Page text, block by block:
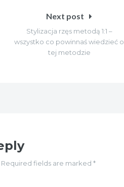
Next post
Stylizacja rzęs metodą 1:1 –
wszystko co powinnaś wiedzieć o
tej metodzie
fields are marked *